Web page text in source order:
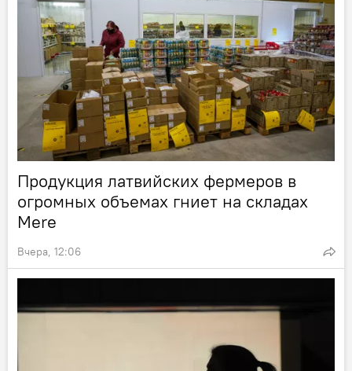
Продукция латвийских фермеров в
огромных объемах гниет на складах
Mere
Вчера, 12:06